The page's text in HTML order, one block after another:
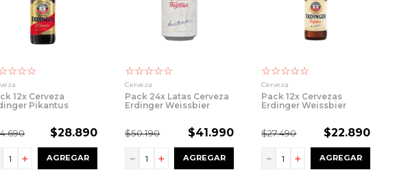
☆☆☆
12x Cerveza
Pikantus
.690 $28.890
＋ AGREGAR
☆☆☆☆☆
Cerveza
Pack 24x Latas Cerveza
Erdinger Weissbier
$50.190 $41.990
＋
－ AGREGAR
☆☆☆☆☆
Cerveza
Pack 12x Cervezas
Erdinger Weissbier
$27.490 $22.890
＋
－ AGREGAR